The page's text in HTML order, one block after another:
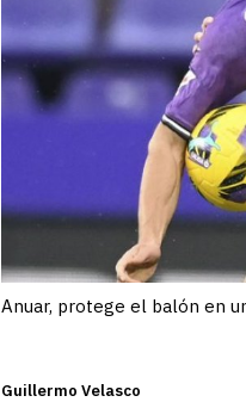
Anuar, protege el balón en
Guillermo Velasco